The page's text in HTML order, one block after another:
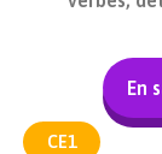
En
CE1